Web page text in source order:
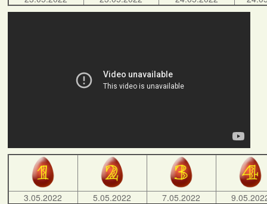
3.05.2022 5.05.2022 7.05.2022